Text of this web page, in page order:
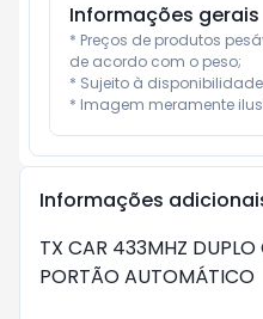
Informações gerais
* Preços de produtos
de acordo com o peso;
* Sujeito à
* Imagem meramente
Informações
TX CAR 433MHZ
PORTÃO AUTOMÁTICO